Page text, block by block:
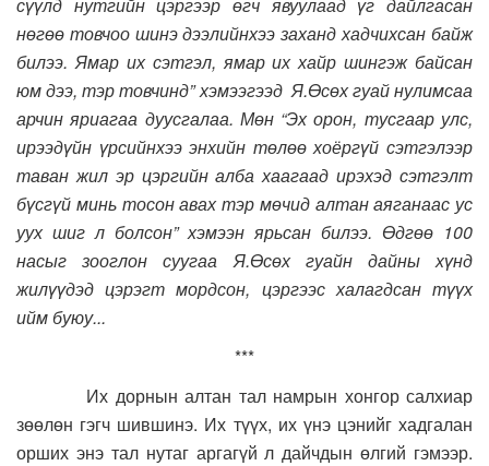
нөгөө товчоо шинэ дээлийнхээ заханд хадчихсан байж
билээ. Ямар их сэтгэл, ямар их хайр шингэж байсан
юм дээ, тэр товчинд” хэмээгээд Я.Өсөх гуай нулимсаа
арчин яриагаа дуусгалаа. Мөн “Эх орон, тусгаар улс,
ирээдүйн үрсийнхээ энхийн төлөө хоёргүй сэтгэлээр
таван жил эр цэргийн алба хаагаад ирэхэд сэтгэлт
бүсгүй минь тосон авах тэр мөчид алтан аяганаас ус
уух шиг л болсон” хэмээн ярьсан билээ. Өдгөө 100
насыг зооглон суугаа Я.Өсөх гуайн дайны хүнд
жилүүдэд цэрэгт мордсон, цэргээс халагдсан түүх
ийм буюу...
***
Их дорнын алтан тал намрын хонгор салхиар
зөөлөн гэгч шившинэ. Их түүх, их үнэ цэнийг хадгалан
орших энэ тал нутаг аргагүй л дайчдын өлгий гэмээр.